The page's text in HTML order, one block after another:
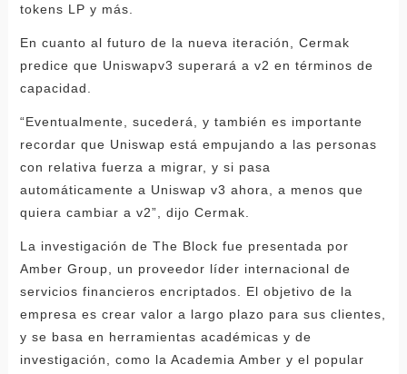
tokens LP y más.
En cuanto al futuro de la nueva iteración, Cermak
predice que Uniswapv3 superará a v2 en términos de
capacidad.
“Eventualmente, sucederá, y también es importante
recordar que Uniswap está empujando a las personas
con relativa fuerza a migrar, y si pasa
automáticamente a Uniswap v3 ahora, a menos que
quiera cambiar a v2”, dijo Cermak.
La investigación de The Block fue presentada por
Amber Group, un proveedor líder internacional de
servicios financieros encriptados. El objetivo de la
empresa es crear valor a largo plazo para sus clientes,
y se basa en herramientas académicas y de
investigación, como la Academia Amber y el popular